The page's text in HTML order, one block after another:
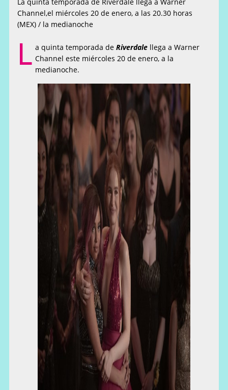
Channel,el miércoles 20 de enero, a las 20.30 horas
(MEX) / la medianoche
L a quinta temporada deRiverdale llega a Warner
Channel este miércoles 20 de enero, a la
medianoche.